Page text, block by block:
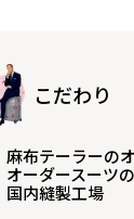
こだわり
麻布テーラーの
オーダースーツ
国内縫製工場